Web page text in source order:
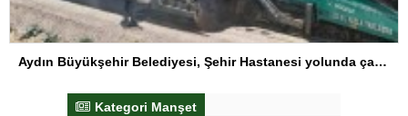
Aydın Büyükşehir Belediyesi, Şehir Hastanesi yolunda çalışmalarını sürdürüyor
Kategori Manşet